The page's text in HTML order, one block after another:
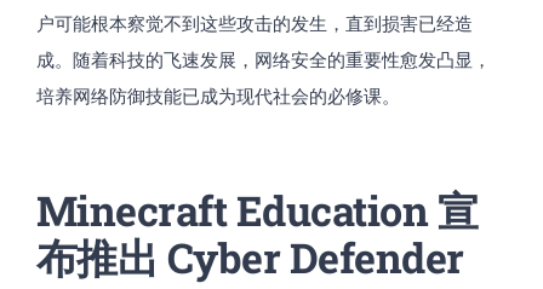
户可能根本察觉不到这些攻击的发生，直到损害已经造
成。随着科技的飞速发展，网络安全的重要性愈发凸显，
培养网络防御技能已成为现代社会的必修课。
Minecraft Education 宣
布推出 Cyber Defender